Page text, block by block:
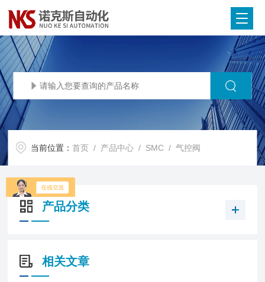
当前位置：首页 / 产品中心 / SMC /气控阀
产品分类
相关文章